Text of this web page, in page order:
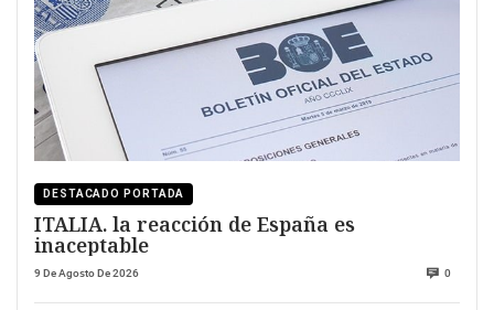
DESTACADO PORTADA
ITALIA. la reacción de España es
inaceptable
9 De Agosto De 2026 0